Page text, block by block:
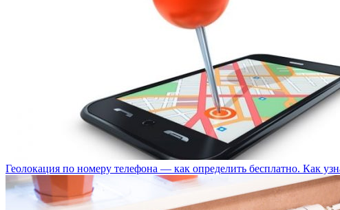
Геолокация по номеру телефона — как определить бесплатно. Как